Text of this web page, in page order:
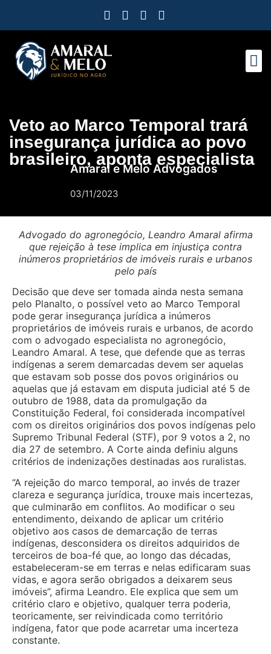
Veto ao Marco Temporal trará
insegurança jurídica ao povo
brasileiro, aponta especialista
Amaral e Melo Advogados
03/11/2023
Advogado do agronegócio, Leandro Amaral afirma
que rejeição à tese implica em injustiça contra
inúmeros proprietários de imóveis rurais e urbanos
pelo país
Decisão que deve ser tomada ainda nesta semana
pelo Planalto, o possível veto ao Marco Temporal
pode gerar insegurança jurídica a inúmeros
proprietários de imóveis rurais e urbanos, de acordo
com o advogado especialista no agronegócio,
Leandro Amaral. A tese, que defende que as terras
indígenas a serem demarcadas devem ser aquelas
que estavam sob posse dos povos originários ou
aquelas que já estavam em disputa judicial até 5 de
outubro de 1988, data da promulgação da
Constituição Federal, foi considerada incompatível
com os direitos originários dos povos indígenas pelo
Supremo Tribunal Federal (STF), por 9 votos a 2, no
dia 27 de setembro. A Corte ainda definiu alguns
critérios de indenizações destinadas aos ruralistas.
“A rejeição do marco temporal, ao invés de trazer
clareza e segurança jurídica, trouxe mais incertezas,
que culminarão em conflitos. Ao modificar o seu
entendimento, deixando de aplicar um critério
objetivo aos casos de demarcação de terras
indígenas, desconsidera os direitos adquiridos de
terceiros de boa-fé que, ao longo das décadas,
estabeleceram-se em terras e nelas edificaram suas
vidas, e agora serão obrigados a deixarem seus
imóveis”, afirma Leandro. Ele explica que sem um
critério claro e objetivo, qualquer terra poderia,
teoricamente, ser reivindicada como território
indígena, fator que pode acarretar uma incerteza
constante.